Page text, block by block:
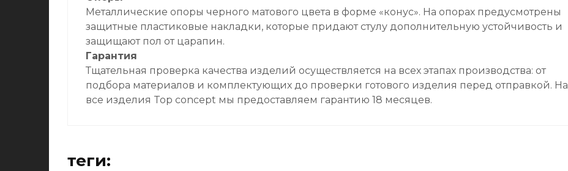
Металлические опоры черного матового цвета в форме «конус». На опорах предусмотрены
защитные пластиковые накладки, которые придают стулу дополнительную устойчивость и
защищают пол от царапин.
Гарантия
Тщательная проверка качества изделий осуществляется на всех этапах производства: от
подбора материалов и комплектующих до проверки готового изделия перед отправкой. На
все изделия Top concept мы предоставляем гарантию 18 месяцев.
теги: